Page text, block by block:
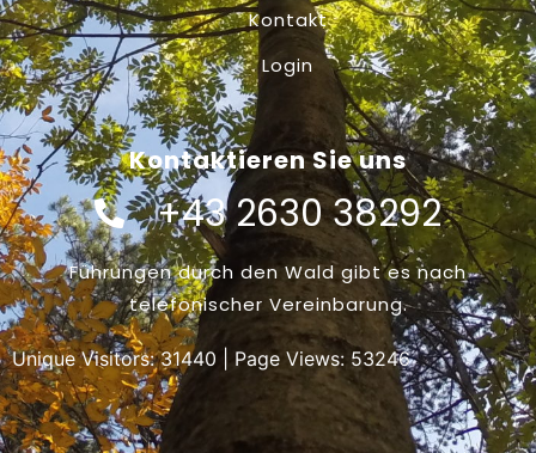
Kontakt
Login
Kontaktieren Sie uns
+43 2630 38292
Führungen durch den Wald gibt es nach
telefonischer Vereinbarung.
Unique Visitors:31440 | Page Views: 53246